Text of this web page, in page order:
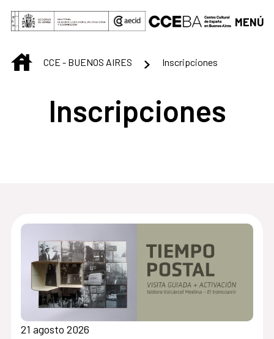
Saltar al contenido principal
MENÚ
INICIOCCE - BUENOS AIRES Inscripciones
Inscripciones
21 agosto 2026